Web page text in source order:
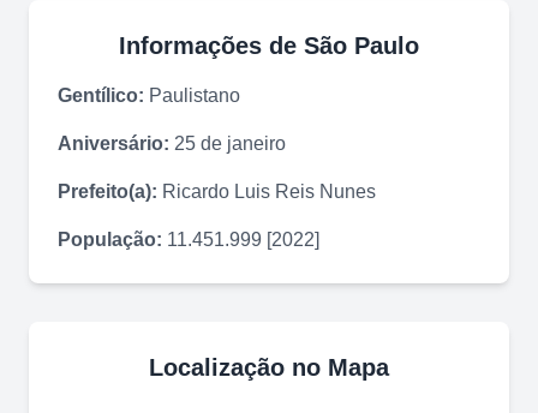
Informações de São Paulo
Gentílico: Paulistano
Aniversário: 25 de janeiro
Prefeito(a): Ricardo Luis Reis Nunes
População: 11.451.999 [2022]
Localização no Mapa